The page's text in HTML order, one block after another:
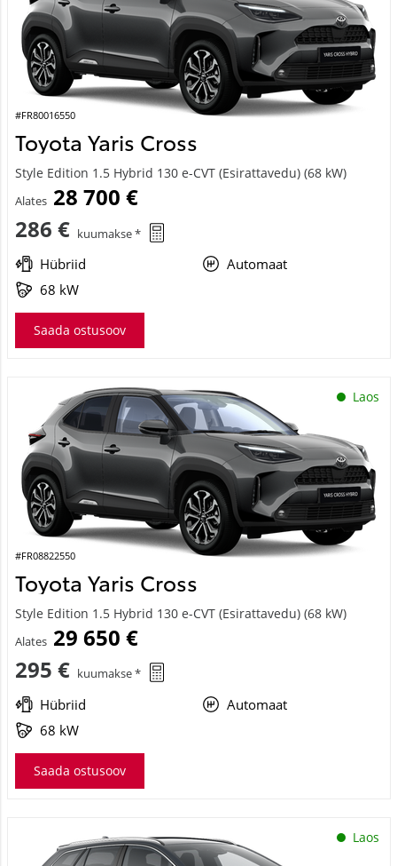
#FR80016550
Toyota Yaris Cross
Style Edition 1.5 Hybrid 130 e-CVT (Esirattavedu) (68 kW)
Alates 28 700 €
286 € kuumakse *
Hübriid
Automaat
68 kW
Saada ostusoov
Laos
#FR08822550
Toyota Yaris Cross
Style Edition 1.5 Hybrid 130 e-CVT (Esirattavedu) (68 kW)
Alates 29 650 €
295 € kuumakse *
Hübriid
Automaat
68 kW
Saada ostusoov
Laos